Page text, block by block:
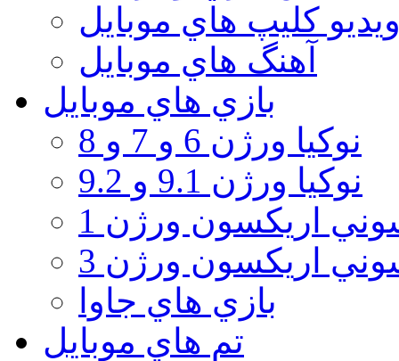
كليپ هاي موبايل
آهنگ هاي موبايل
بازي هاي موبايل
نوكيا ورژن 6 و 7 و 8
نوكيا ورژن 9.1 و 9.2
اريكسون ورژن 1
اريكسون ورژن 3
بازي هاي جاوا
تم هاي موبايل